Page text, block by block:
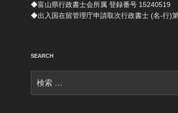
◆富山県行政書士会所属 登録番号 15240519
◆出入国在留管理庁申請取次行政書士 (名-行)
SEARCH
索: